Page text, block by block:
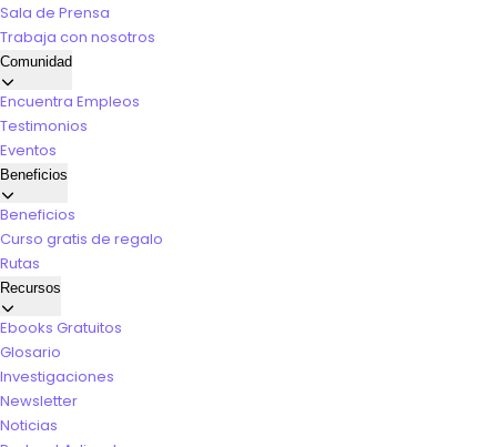
Sala de Prensa
Trabaja con nosotros
Comunidad
Encuentra Empleos
Testimonios
Eventos
Beneficios
Beneficios
Curso gratis de regalo
Rutas
Recursos
Ebooks Gratuitos
Glosario
Investigaciones
Newsletter
Noticias